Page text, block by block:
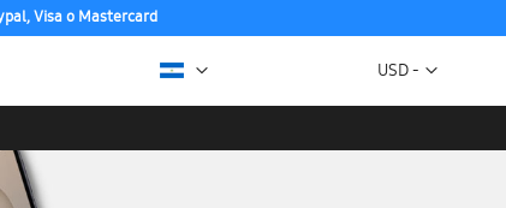
Visa o Mastercard
Moneda
USD -